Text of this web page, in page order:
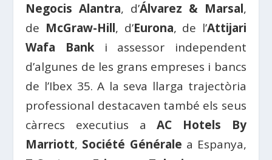
Negocis Alantra, d’Álvarez & Marsal,
de McGraw-Hill, d’Eurona, de l’Attijari
Wafa Banki assessor independent
d’algunes de les grans empreses i bancs
de l’Ibex 35. A la seva llarga trajectòria
professional destacaven també els seus
càrrecs executius aAC Hotels By
Marriott, Société Générale a Espanya,